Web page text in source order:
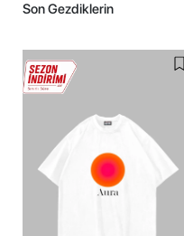
Son Gezdiklerin